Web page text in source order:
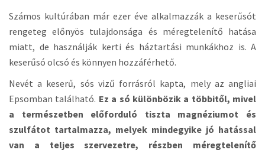
Számos kultúrában már ezer éve alkalmazzák a keserűsót
rengeteg előnyös tulajdonsága és méregtelenítő hatása
miatt, de használják kerti és háztartási munkákhoz is. A
keserűsó olcsó és könnyen hozzáférhető.
Nevét a keserű, sós vizű forrásról kapta, mely az angliai
Epsomban található. Ez a só különbözik a többitől, mivel
a természetben előforduló tiszta magnéziumot és
szulfátot tartalmazza, melyek mindegyike jó hatással
van a teljes szervezetre, részben méregtelenítő